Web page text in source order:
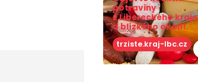
potraviny
z Libereckého kraje
a blízkého okolí!
trziste.kraj-lbc.cz